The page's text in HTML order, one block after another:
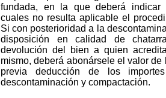
fundada, en la que deberá
cuales no resulta aplicable el
Si con posterioridad a la
disposición en calidad de
devolución del bien a quien
mismo, deberá abonársele el valor de
previa deducción de los
descontaminación y compactación.